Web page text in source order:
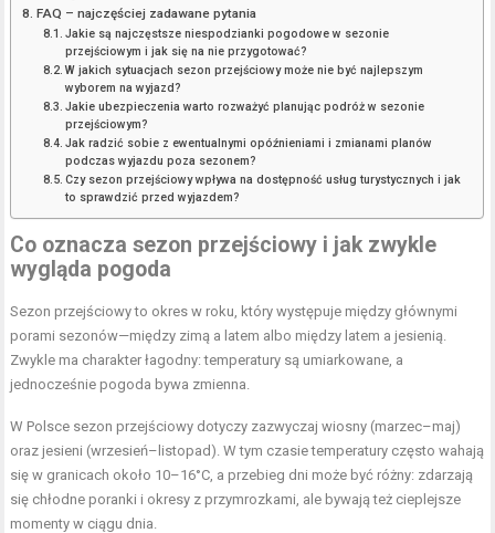
FAQ – najczęściej zadawane pytania
Jakie są najczęstsze niespodzianki pogodowe w sezonie
przejściowym i jak się na nie przygotować?
W jakich sytuacjach sezon przejściowy może nie być najlepszym
wyborem na wyjazd?
Jakie ubezpieczenia warto rozważyć planując podróż w sezonie
przejściowym?
Jak radzić sobie z ewentualnymi opóźnieniami i zmianami planów
podczas wyjazdu poza sezonem?
Czy sezon przejściowy wpływa na dostępność usług turystycznych i jak
to sprawdzić przed wyjazdem?
Co oznacza sezon przejściowy i jak zwykle
wygląda pogoda
Sezon przejściowy to okres w roku, który występuje między głównymi
porami sezonów—między zimą a latem albo między latem a jesienią.
Zwykle ma charakter łagodny: temperatury są umiarkowane, a
jednocześnie pogoda bywa zmienna.
W Polsce sezon przejściowy dotyczy zazwyczaj wiosny (marzec–maj)
oraz jesieni (wrzesień–listopad). W tym czasie temperatury często wahają
się w granicach około 10–16°C, a przebieg dni może być różny: zdarzają
się chłodne poranki i okresy z przymrozkami, ale bywają też cieplejsze
momenty w ciągu dnia.